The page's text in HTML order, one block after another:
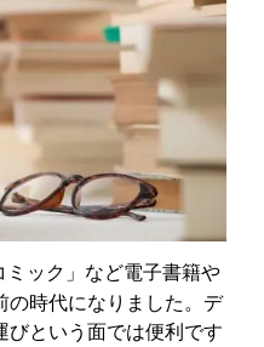
ミック」など電子書籍や
の時代になりました。デ
びという面では便利です